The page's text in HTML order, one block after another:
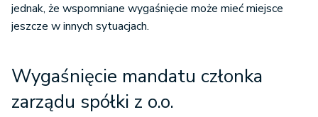
jednak, że wspomniane wygaśnięcie może mieć miejsce
jeszcze w innych sytuacjach.
Wygaśnięcie mandatu członka
zarządu spółki z o.o.